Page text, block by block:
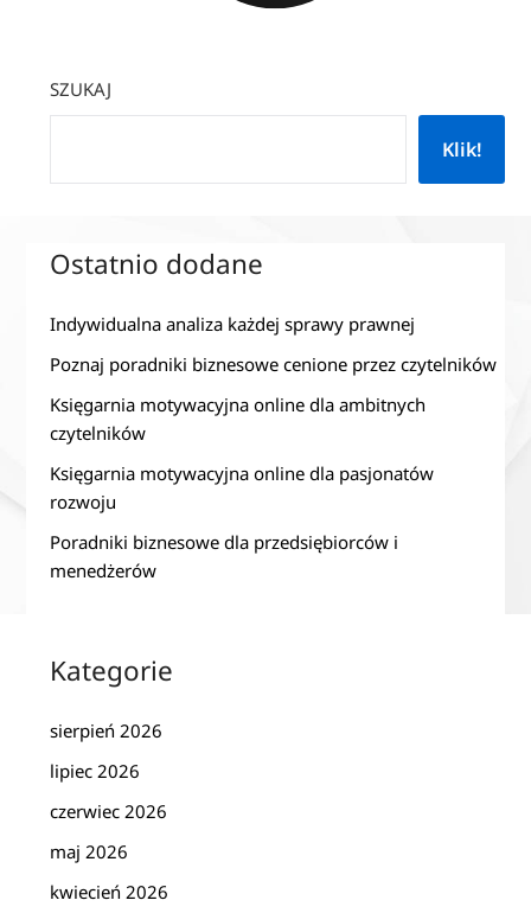
SZUKAJ
Klik!
Ostatnio dodane
Indywidualna analiza każdej sprawy prawnej
Poznaj poradniki biznesowe cenione przez czytelników
Księgarnia motywacyjna online dla ambitnych
czytelników
Księgarnia motywacyjna online dla pasjonatów
rozwoju
Poradniki biznesowe dla przedsiębiorców i
menedżerów
Kategorie
sierpień 2026
lipiec 2026
czerwiec 2026
maj 2026
kwiecień 2026